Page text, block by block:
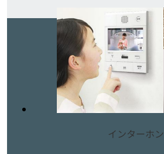
インターホン